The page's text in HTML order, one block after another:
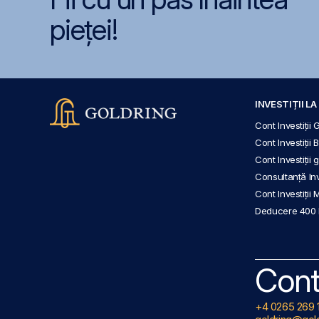
pieței!
INVESTIȚII LA
Cont Investiții
Cont Investiții
Cont Investiții
Consultanță
Cont Investiții
Deducere 400
+4 0265 269